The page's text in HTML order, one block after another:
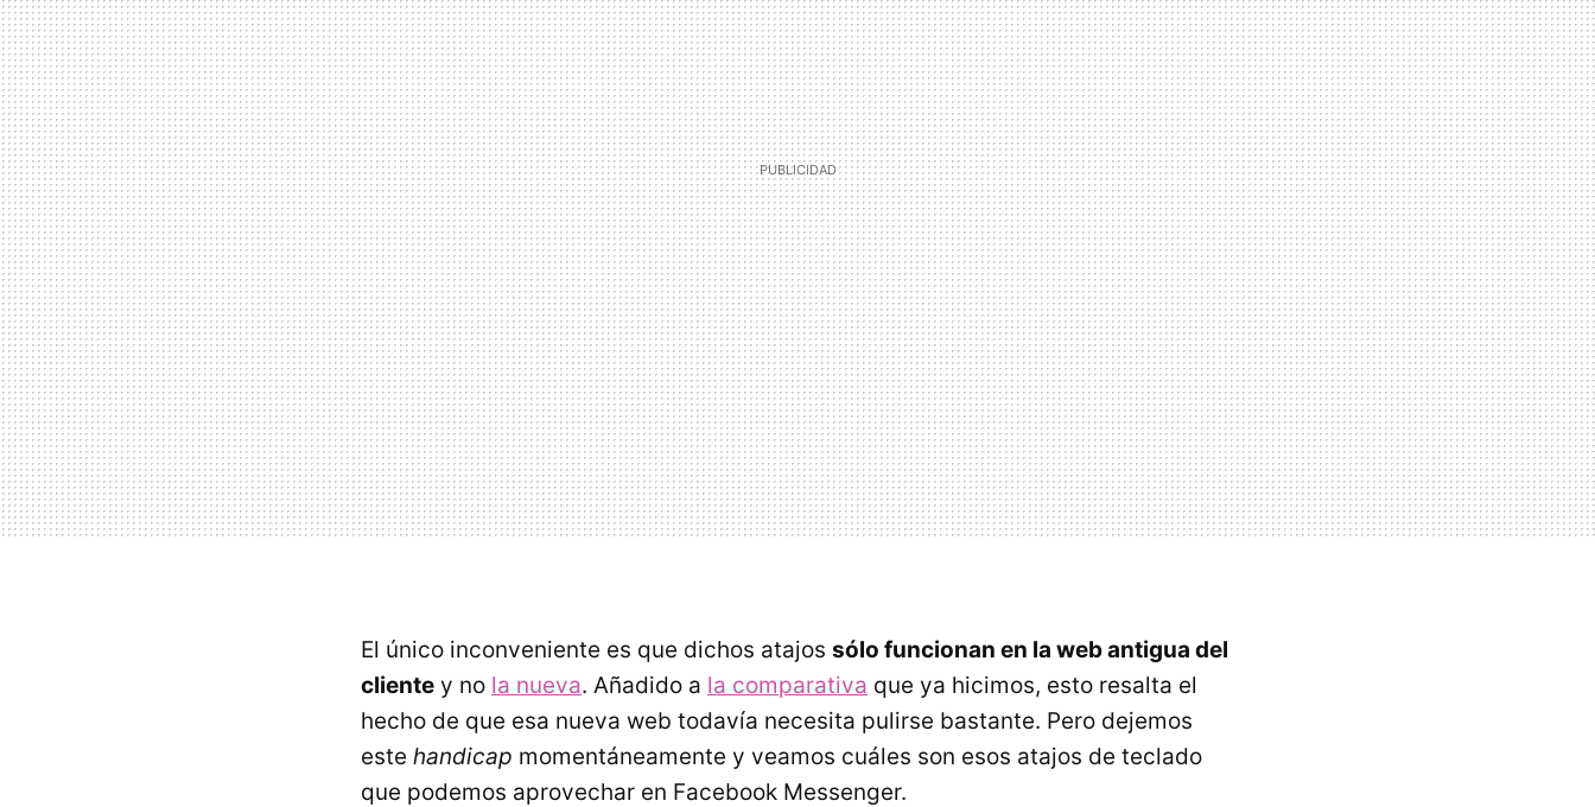
El único inconveniente es que dichos atajos sólo funcionan en la web antigua del
cliente y no la nueva. Añadido a la comparativa que ya hicimos, esto resalta el
hecho de que esa nueva web todavía necesita pulirse bastante. Pero dejemos
este handicap momentáneamente y veamos cuáles son esos atajos de teclado
que podemos aprovechar en Facebook Messenger.